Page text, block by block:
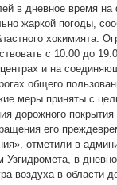
в дневное время на
жаркой погоды,
хокимията.
с 10:00 до
и на
общего
меры приняты с
дорожного покрытия
его
отметили в
Узгидромета, в
воздуха в области